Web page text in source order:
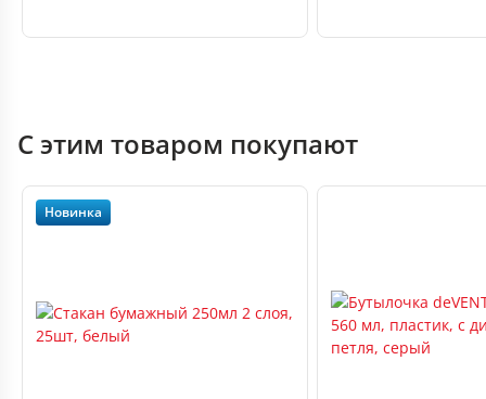
С этим товаром покупают
Новинка